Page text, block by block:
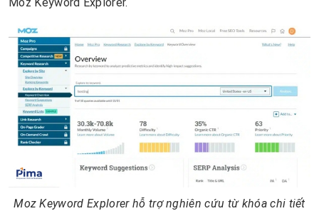
Moz Keyword Explorer hỗ trợ nghiên cứu từ khóa chi tiết